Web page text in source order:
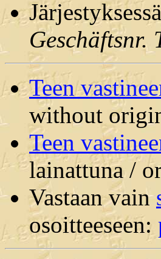
Geschäftsnr.
Teen
without
Teen
lainattuna /
Vastaan vain
osoitteeseen: